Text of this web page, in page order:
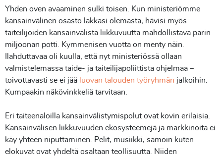
Yhden oven avaaminen sulki toisen. Kun ministeriömme
kansainvälinen osasto lakkasi olemasta, hävisi myös
taiteilijoiden kansainvälistä liikkuvuutta mahdollistava parin
miljoonan potti. Kymmenisen vuotta on menty näin.
Ilahduttavaa oli kuulla, että nyt ministeriössä ollaan
valmistelemassa taide- ja taiteilijapoliittista ohjelmaa –
toivottavasti se ei jää luovan talouden työryhmän jalkoihin.
Kumpaakin näkövinkkeliä tarvitaan.
Eri taiteenaloilla kansainvälistymispolut ovat kovin erilaisia.
Kansainvälisen liikkuvuuden ekosysteemejä ja markkinoita ei
käy yhteen niputtaminen. Pelit, musiikki, samoin kuten
elokuvat ovat yhdeltä osaltaan teollisuutta. Niiden